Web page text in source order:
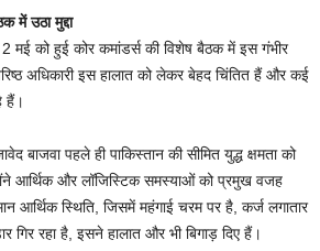
में उठा मुद्दा
मई को हुई कोर कमांडर्स की विशेष बैठक में इस गंभीर
अधिकारी इस हालात को लेकर बेहद चिंतित हैं और कई
हैं।
बाजवा पहले ही पाकिस्तान की सीमित युद्ध क्षमता को
आर्थिक और लॉजिस्टिक समस्याओं को प्रमुख वजह
आर्थिक स्थिति, जिसमें महंगाई चरम पर है, कर्ज लगातार
गिर रहा है, इसने हालात और भी बिगाड़ दिए हैं।